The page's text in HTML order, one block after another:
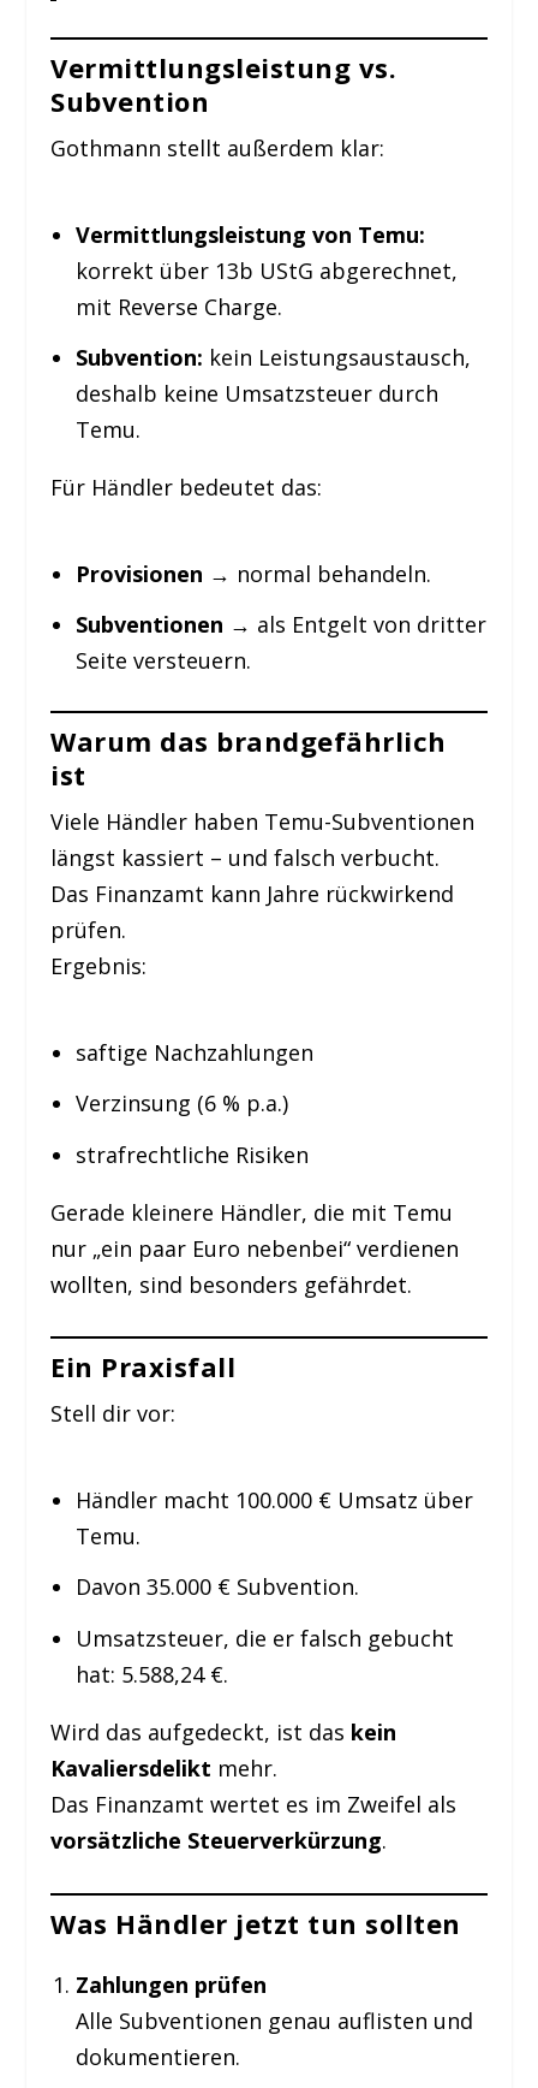
Vermittlungsleistung vs.
Subvention
Gothmann stellt außerdem klar:
Vermittlungsleistung von Temu:
korrekt über 13b UStG abgerechnet,
mit Reverse Charge.
Subvention: kein Leistungsaustausch,
deshalb keine Umsatzsteuer durch
Temu.
Für Händler bedeutet das:
Provisionen → normal behandeln.
Subventionen → als Entgelt von dritter
Seite versteuern.
Warum das brandgefährlich
ist
Viele Händler haben Temu-Subventionen
längst kassiert – und falsch verbucht.
Das Finanzamt kann Jahre rückwirkend
prüfen.
Ergebnis:
saftige Nachzahlungen
Verzinsung (6 % p.a.)
strafrechtliche Risiken
Gerade kleinere Händler, die mit Temu
nur „ein paar Euro nebenbei“ verdienen
wollten, sind besonders gefährdet.
Ein Praxisfall
Stell dir vor:
Händler macht 100.000 € Umsatz über
Temu.
Davon 35.000 € Subvention.
Umsatzsteuer, die er falsch gebucht
hat: 5.588,24 €.
Wird das aufgedeckt, ist das kein
Kavaliersdelikt mehr.
Das Finanzamt wertet es im Zweifel als
vorsätzliche Steuerverkürzung.
Was Händler jetzt tun sollten
Zahlungen prüfen
Alle Subventionen genau auflisten und
dokumentieren.